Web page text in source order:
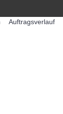
Auftragsverlauf